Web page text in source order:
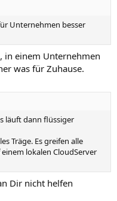
Unternehmen besser
in einem Unternehmen
was für Zuhause.
läuft dann flüssiger
Träge. Es greifen alle
lokalen CloudServer
Dir nicht helfen